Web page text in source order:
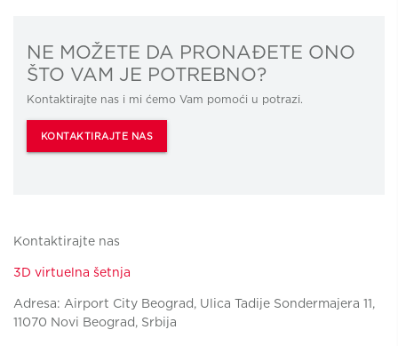
NE MOŽETE DA PRONAĐETE ONO
ŠTO VAM JE POTREBNO?
Kontaktirajte nas i mi ćemo Vam pomoći u potrazi.
KONTAKTIRAJTE NAS
Kontaktirajte nas
3D virtuelna šetnja
Adresa: Airport City Beograd, Ulica Tadije Sondermajera 11,
11070 Novi Beograd, Srbija